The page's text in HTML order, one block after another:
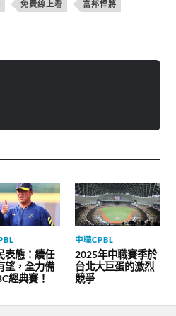
免費線上看 富邦悍將
表態：續任
望，全力備
經典賽！
中職CPBL
2025年中職賽季於
台北大巨蛋的激烈
競爭